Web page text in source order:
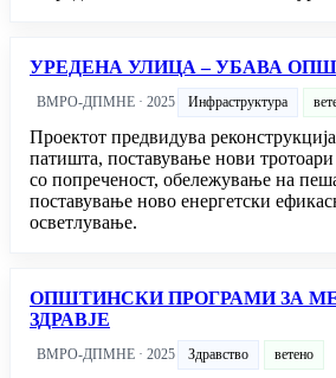
УРЕДЕНА УЛИЦА – УБАВА
ВМРО-ДПМНЕ · 2025 Инфраструктура
Проектот предвидува
патишта, поставување нови
со попреченост, обележување на
поставување ново енергетски
осветлување.
ОПШТИНСКИ ПРОГРАМИ ЗА
ЗДРАВЈЕ
ВМРО-ДПМНЕ · 2025 Здравство ветено